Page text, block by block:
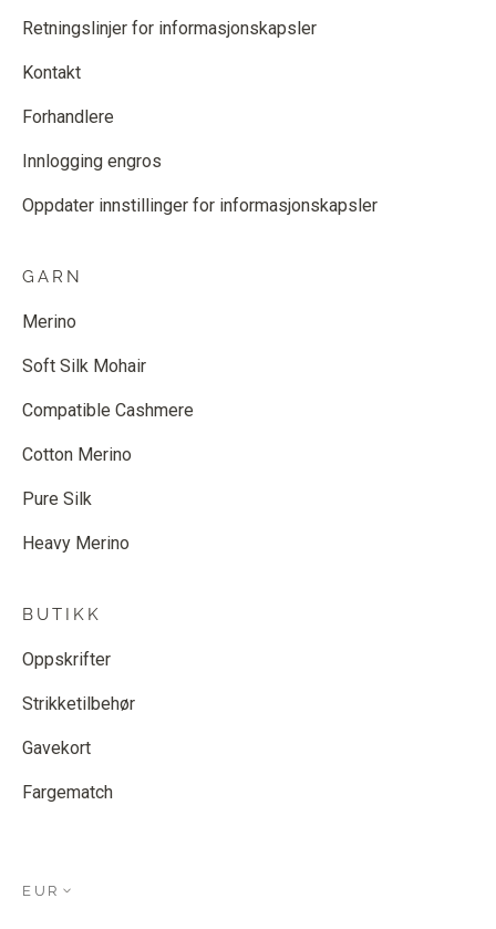
Retningslinjer for informasjonskapsler
Kontakt
Forhandlere
Innlogging engros
Oppdater innstillinger for informasjonskapsler
GARN
Merino
Soft Silk Mohair
Compatible Cashmere
Cotton Merino
Pure Silk
Heavy Merino
BUTIKK
Oppskrifter
Strikketilbehør
Gavekort
Fargematch
EUR